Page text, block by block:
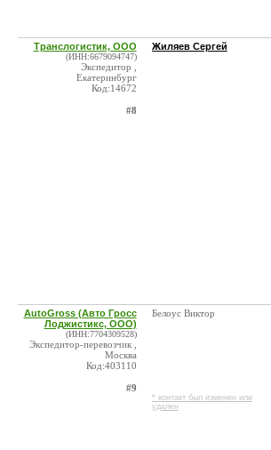
Транслогистик, ООО
(ИНН:6679094747)
Экспедитор ,
Екатеринбург
Код:14672
#8
Жиляев Сергей
AutoGross (Авто Гросс
Лоджистикс, ООО)
(ИНН:7704309528)
Экспедитор-перевозчик ,
Москва
Код:403110
#9
Белоус Виктор
* контакт был изменен или
удален